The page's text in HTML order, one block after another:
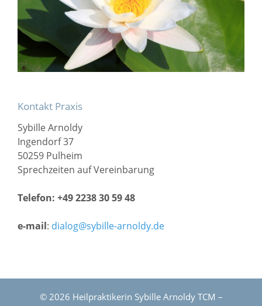
Kontakt Praxis
Sybille Arnoldy
Ingendorf 37
50259 Pulheim
Sprechzeiten auf Vereinbarung
Telefon: +49 2238 30 59 48
e-mail: dialog@sybille-arnoldy.de
© 2026 Heilpraktikerin Sybille Arnoldy TCM –